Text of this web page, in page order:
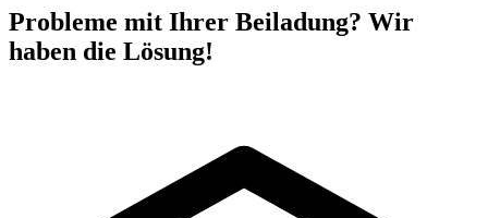
Probleme mit Ihrer Beiladung? Wir
haben die Lösung!